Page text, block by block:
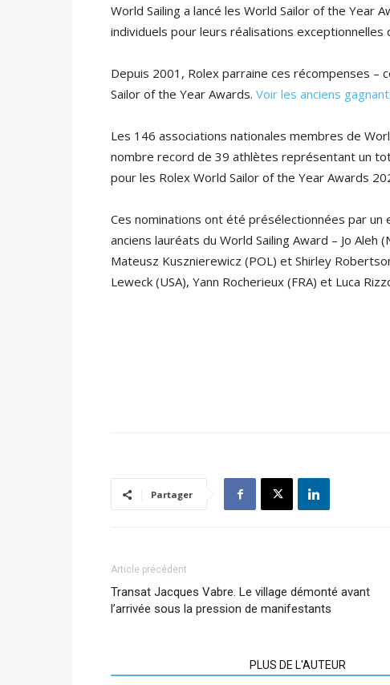
World Sailing a lancé les World Sailor of the Year
individuels pour leurs réalisations exceptionnelles
Depuis 2001, Rolex parraine ces récompenses –
Sailor of the Year Awards. Voir les anciens
Les 146 associations nationales membres de
nombre record de 39 athlètes représentant un
pour les Rolex World Sailor of the Year Awards
Ces nominations ont été présélectionnées par
anciens lauréats du World Sailing Award – Jo Aleh
Mateusz Kusznierewicz (POL) et Shirley
Leweck (USA), Yann Rocherieux (FRA) et Luca
Partager
Article précédent
Transat Jacques Vabre. Le village démonté avant
l’arrivée sous la pression de manifestants
PLUS DE L'AUTEUR